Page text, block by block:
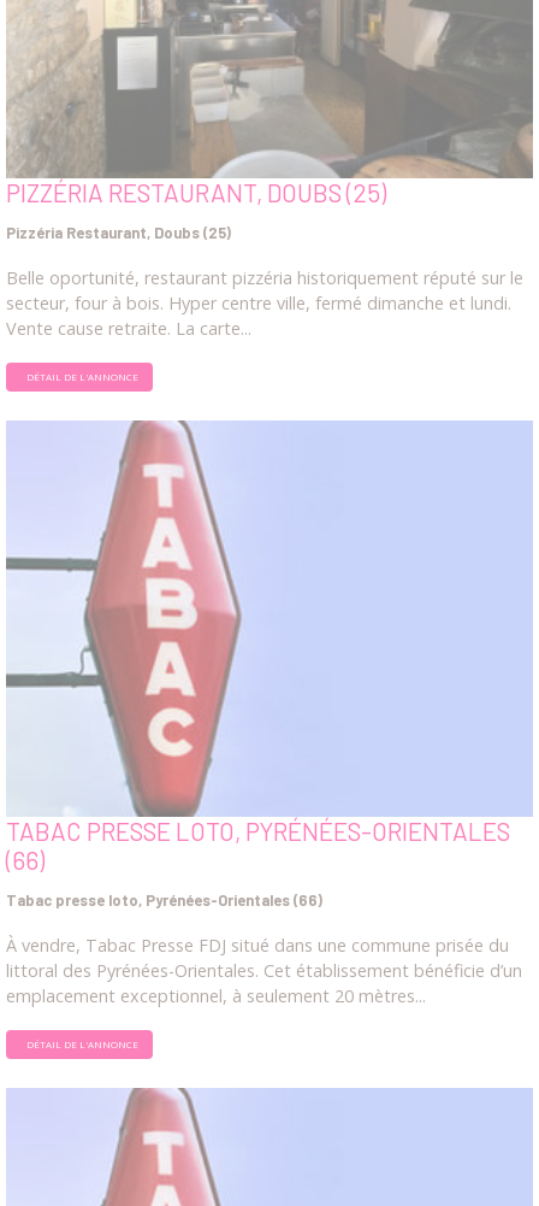
PIZZÉRIA RESTAURANT, DOUBS (25)
Pizzéria Restaurant, Doubs (25)
Belle oportunité, restaurant pizzéria historiquement réputé sur le
secteur, four à bois. Hyper centre ville, fermé dimanche et lundi.
Vente cause retraite. La carte...
DÉTAIL DE L'ANNONCE
TABAC PRESSE LOTO, PYRÉNÉES-ORIENTALES
(66)
Tabac presse loto, Pyrénées-Orientales (66)
À vendre, Tabac Presse FDJ situé dans une commune prisée du
littoral des Pyrénées-Orientales. Cet établissement bénéficie d’un
emplacement exceptionnel, à seulement 20 mètres...
DÉTAIL DE L'ANNONCE